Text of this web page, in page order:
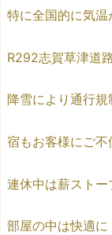
特に全国的に気
R292志賀草津道
降雪により通行規
宿もお客様にご
連休中は薪ストー
部屋の中は快適に